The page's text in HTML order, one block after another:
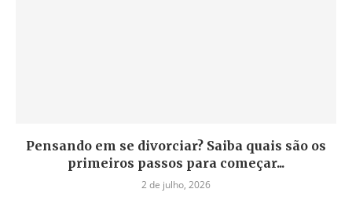
Pensando em se divorciar? Saiba quais são os
primeiros passos para começar...
2 de julho, 2026